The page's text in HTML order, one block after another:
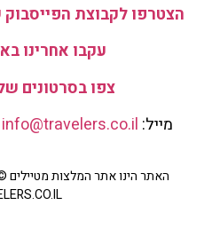
הצטרפו לקבוצת הפייסבוק
עקבו אחרינו
צפו בסרטונים
מייל:
האתר הינו אתר המלצות מטיילים